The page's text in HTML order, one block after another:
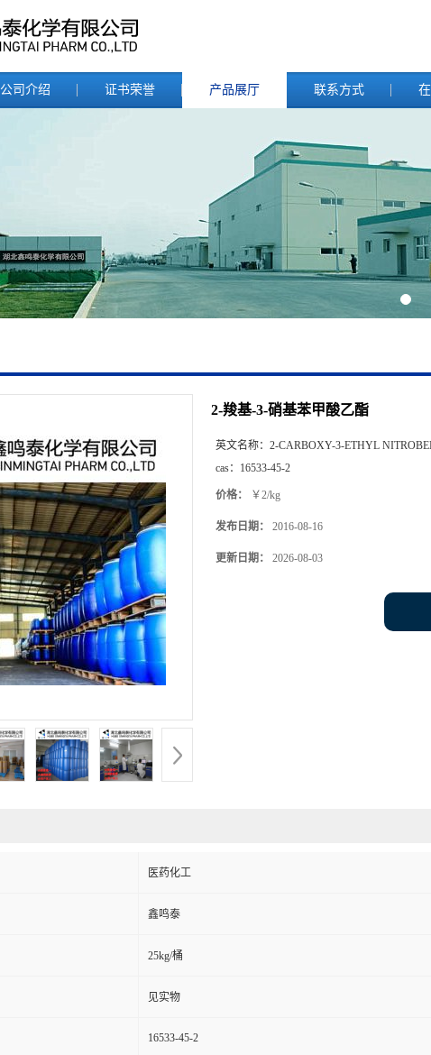
公司介绍 证书荣誉 产品展厅 联系方式
2-羧基-3-硝基苯甲酸乙酯
英文名称： 2-CARBOXY-3-ETHYL
cas： 16533-45-2
价格： ￥2/kg
发布日期： 2016-08-16
更新日期： 2026-08-03
医药化工
鑫鸣泰
25kg/桶
见实物
16533-45-2